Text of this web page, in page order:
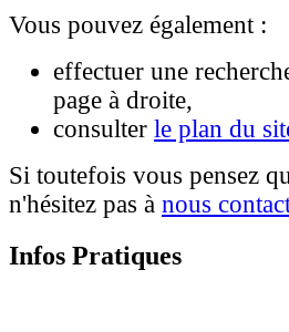
Vous pouvez également :
effectuer une
page à droite,
consulter le plan du
Si toutefois vous pensez
n'hésitez pas à nous
Infos Pratiques